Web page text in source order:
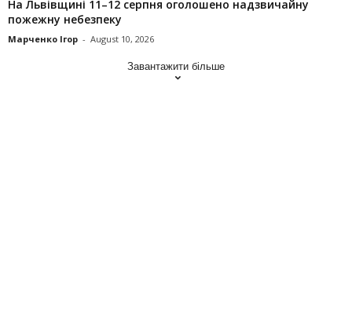
На Львівщині 11–12 серпня оголошено надзвичайну
пожежну небезпеку
Марченко Ігор - August 10, 2026
Завантажити більше